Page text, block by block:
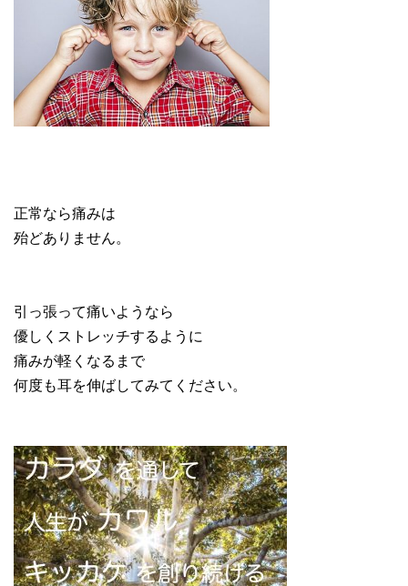
正常なら痛みは
殆どありません。
引っ張って痛いようなら
優しくストレッチするように
痛みが軽くなるまで
何度も耳を伸ばしてみてください。